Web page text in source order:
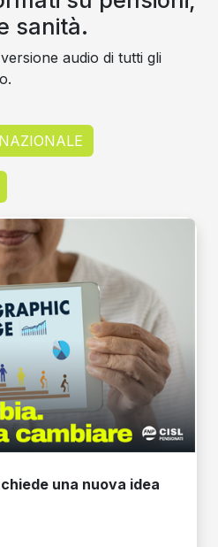
una nuova idea
sanità.
audio di tutti gli